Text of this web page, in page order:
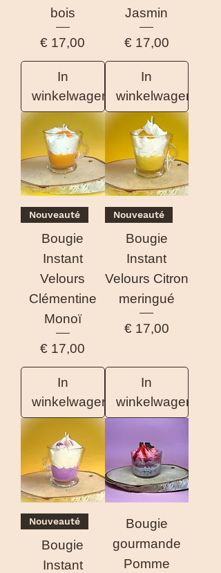
bois
Prijs
€ 17,00
In
winkelwagen
Jasmin
Prijs
€ 17,00
In
winkelwagen
Nouveauté
Bougie
Instant
Velours
Clémentine
Monoï
Prijs
€ 17,00
In
winkelwagen
Nouveauté
Bougie
Instant
Velours Citron
meringué
Prijs
€ 17,00
In
winkelwagen
Nouveauté
Bougie
Instant
Bougie
gourmande
Pomme